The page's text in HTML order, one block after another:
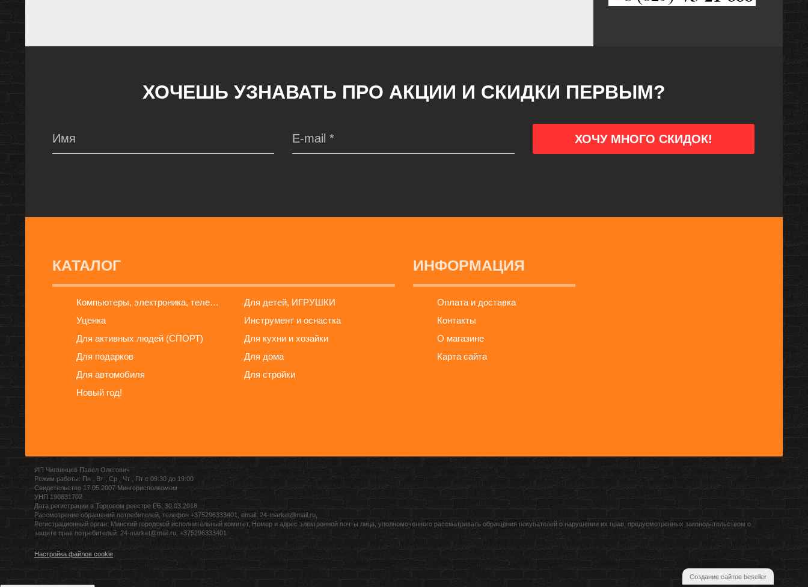
ХОЧЕШЬ УЗНАВАТЬ ПРО АКЦИИ И СКИДКИ ПЕРВЫМ?
КАТАЛОГ
Компьютеры, электроника, телефоны
Для детей, ИГРУШКИ
Уценка
Инструмент и оснастка
Для активных людей (СПОРТ)
Для кухни и хозайки
Для подарков
Для дома
Для автомобиля
Для стройки
Новый год!
ИНФОРМАЦИЯ
Оплата и доставка
Контакты
О магазине
Карта сайта
ИП Чигвинцев Павел Олегович
Режим работы: Пн , Вт , Ср , Чт , Пт c 09:30 до 19:00
Свидетельство 17.05.2007 Мингорисполкомом
УНП 190831702
Дата регистрации в Торговом реестре РБ: 30.03.2018
Рассмотрение обращений потребителей, телефон +375296333401, email: 24-market@mail.ru,
Регистрационный орган: Минский городской исполнительный комитет, Номер и адрес электронной почты лица, уполномоченного рассматривать обращения покупателей о нарушении их прав, предусмотренных законодательством о
защите прав потребителей: 24-market@mail.ru, +375296333401
Настройка файлов cookie
Создание сайтов beseller